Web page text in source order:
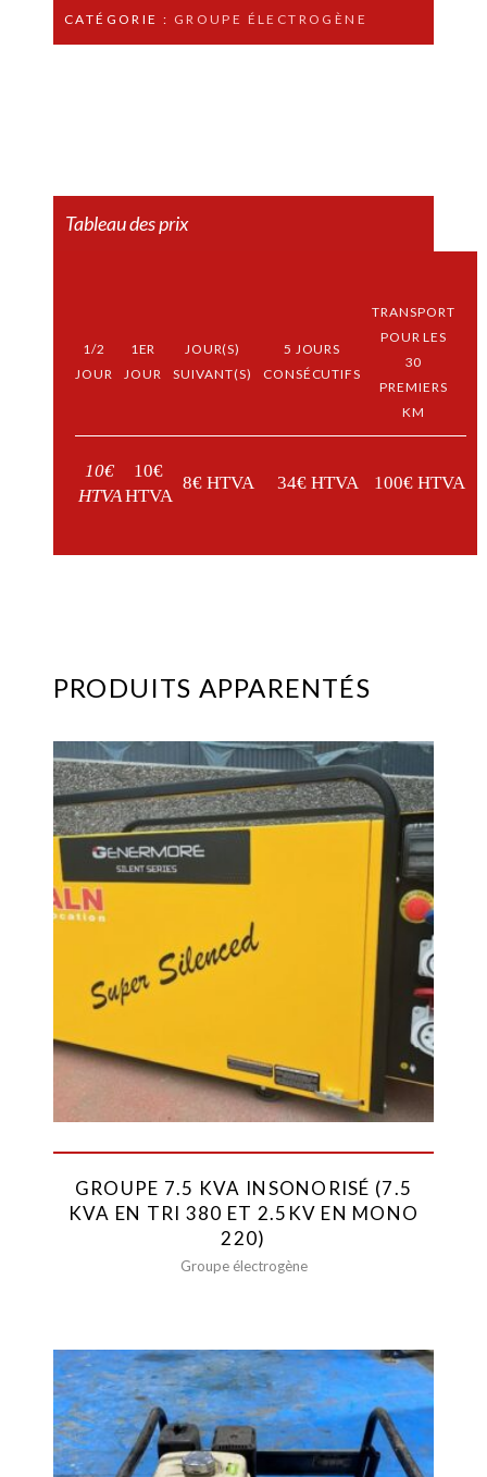
CATÉGORIE : GROUPE ÉLECTROGÈNE
Tableau des prix
1/2
JOUR
1ER
JOUR
JOUR(S)
SUIVANT(S)
5 JOURS
CONSÉCUTIFS
TRANSPORT
POUR LES
30
PREMIERS
KM
10€
HTVA
10€
HTVA
8€ HTVA 34€ HTVA 100€ HTVA
PRODUITS APPARENTÉS
GROUPE 7.5 KVA INSONORISÉ (7.5
KVA EN TRI 380 ET 2.5KV EN MONO
220)
Groupe électrogène